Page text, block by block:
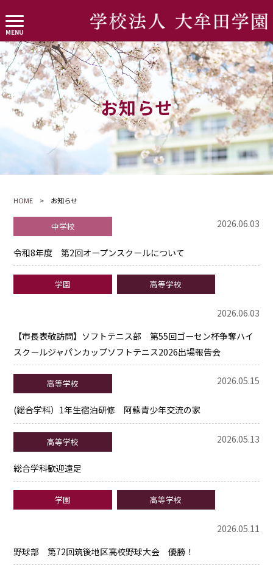
お知らせ
HOME > お知らせ
中学校 2026.06.03
令和8年度 第2回オープンスクールについて
学園 高等学校
2026.06.03
【市長表敬訪問】ソフトテニス部 第55回ゴーセン杯争奪ハイ
スクールジャパンカップソフトテニス2026出場報告会
高等学校 2026.05.15
(総合学科）1年生宿泊研修 阿蘇青少年交流の家
高等学校 2026.05.13
総合学科歓迎遠足
学園 高等学校
2026.05.11
野球部 第72回筑後地区高校野球大会 優勝！